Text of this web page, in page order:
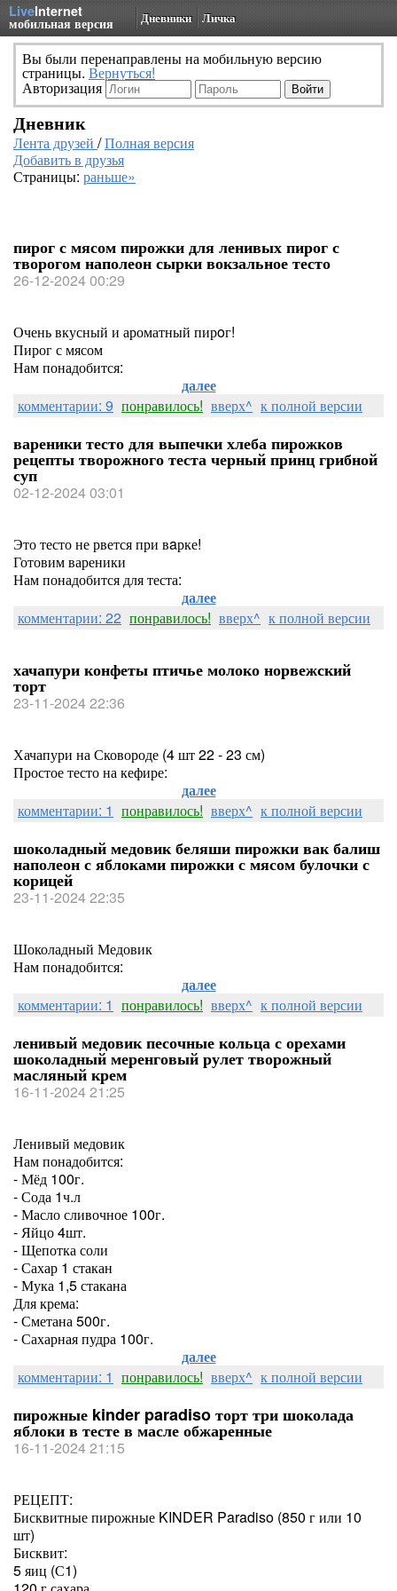
LiveInternet
мобильная версия Дневники Личка
Вы были перенаправлены на мобильную версию
страницы. Вернуться!
Авторизация
Дневник
Лента друзей /Полная версия
Добавить в друзья
Страницы: раньше»
пирог с мясом пирожки для ленивых пирог с
творогом наполеон сырки вокзальное тесто
26-12-2024 00:29
Очень вкусный и ароматный пирoг!
Пирог с мясом
Нам понадобится:
далее
комментарии: 9 понравилось! вверх^ к полной версии
вареники тесто для выпечки хлеба пирожков
рецепты творожного теста черный принц грибной
суп
02-12-2024 03:01
Это тесто не рвется при вaрке!
Готовим вареники
Нам понадобится для теста:
далее
комментарии: 22 понравилось! вверх^ к полной версии
хачапури конфеты птичье молоко норвежский
торт
23-11-2024 22:36
Хачапури на Сковороде (4 шт 22 - 23 см)
Простое тесто на кефире:
далее
комментарии: 1 понравилось! вверх^ к полной версии
шоколадный медовик беляши пирожки вак балиш
наполеон с яблоками пирожки с мясом булочки с
корицей
23-11-2024 22:35
Шоколадный Медовик
Нам понадобится:
далее
комментарии: 1 понравилось! вверх^ к полной версии
ленивый медовик песочные кольца с орехами
шоколадный меренговый рулет творожный
масляный крем
16-11-2024 21:25
Ленивый медовик
Нам понадобится:
- Мёд 100г.
- Сода 1ч.л
- Масло сливочное 100г.
- Яйцо 4шт.
- Щепотка соли
- Сахар 1 стакан
- Мука 1,5 стакана
Для крема:
- Сметана 500г.
- Сахарная пудра 100г.
далее
комментарии: 1 понравилось! вверх^ к полной версии
пирожные kinder paradiso торт три шоколада
яблоки в тесте в масле обжаренные
16-11-2024 21:15
РЕЦЕПТ:
Бисквитные пирожные KINDER Paradiso (850 г или 10
шт)
Бисквит:
5 яиц (С1)